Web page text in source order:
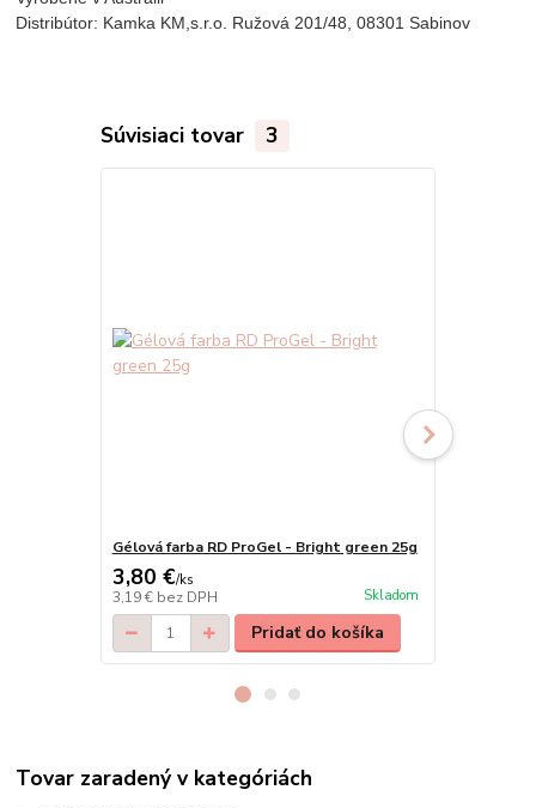
Distribútor: Kamka KM,s.r.o. Ružová 201/48, 08301 Sabinov
Súvisiaci tovar 3
Gélová farba RD ProGel - Bright green 25g
3,80 €/ks
3,19 € bez DPH Skladom
Pridať do košíka
Tovar zaradený v kategóriách